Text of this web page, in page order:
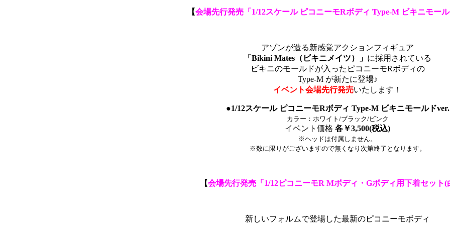
【会場先行発売「1/12スケール ピコニーモRボディ Type-M ビキニモール
アゾンが造る新感覚アクションフィギュア
「Bikini Mates（ビキニメイツ）」 に採用されている
ビキニのモールドが入ったピコニーモRボディの
Type-M が新たに登場♪
イベント会場先行発売いたします！
●1/12スケール ピコニーモRボディ Type-M ビキニモールドver.
カラー：ホワイト/ブラック/ピンク
イベント価格 各￥3,500(税込)
※ヘッドは付属しません。
※数に限りがございますので無くなり次第終了となります。
【会場先行発売「1/12ピコニーモR Mボディ・Gボディ用下着セット(
新しいフォルムで登場した最新のピコニーモボディ